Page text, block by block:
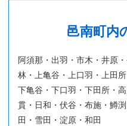
邑南町内
阿須那・出羽・市木・井原
林・上亀谷・上口羽・上田
下亀谷・下口羽・下田所・
貫・日和・伏谷・布施・鱒
田・雪田・淀原・和田